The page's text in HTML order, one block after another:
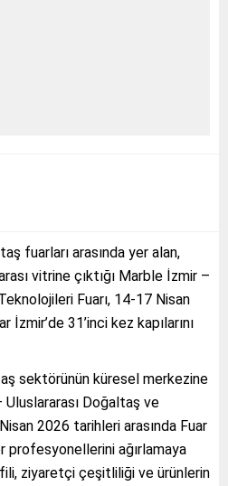
fuarları arasında yer alan,
vitrine çıktığı Marble İzmir –
Fuarı, 14-17 Nisan
İzmir’de 31’inci kez kapılarını
sektörünün küresel merkezine
Doğaltaş ve
2026 tarihleri arasında Fuar
profesyonellerini ağırlamaya
ziyaretçi çeşitliliği ve ürünlerin